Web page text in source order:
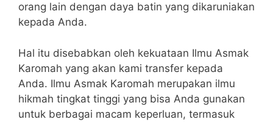
orang lain dengan daya batin yang dikaruniakan
kepada Anda.
Hal itu disebabkan oleh kekuataan Ilmu Asmak
Karomah yang akan kami transfer kepada
Anda. Ilmu Asmak Karomah merupakan ilmu
hikmah tingkat tinggi yang bisa Anda gunakan
untuk berbagai macam keperluan, termasuk